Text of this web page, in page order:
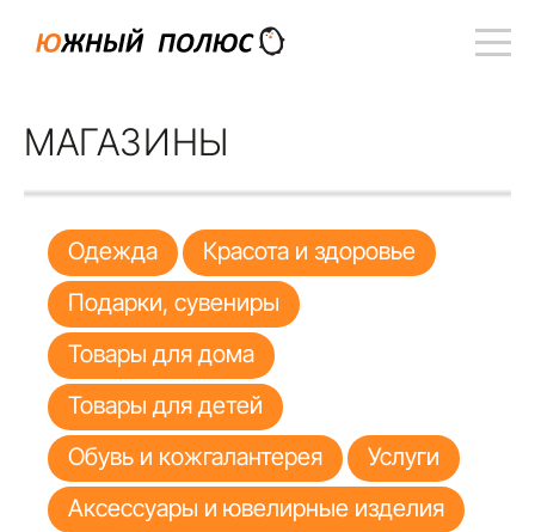
МАГАЗИНЫ
Одежда
Красота и здоровье
Подарки, сувениры
Товары для дома
Товары для детей
Обувь и кожгалантерея
Услуги
Аксессуары и ювелирные изделия